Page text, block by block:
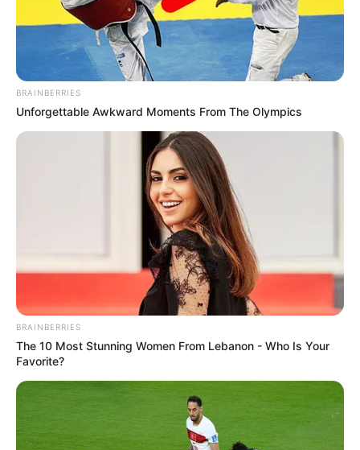
Informationen unterwww.ledermuseum.de.
FunForest Abenteuerpark Offenbach - Ein
Kletterpark im Leonhard-Eißnert-Park auf dem
Bieberer Berg mit Einsteiger- und Profiparcours
sowie einer Riesenrutsche. Informationen unter
w.funforest.de.
Schloss Heusenstamm - In der südlich von
Offenbach am Main liegenden Stadt gibt es eine
große Schlossanlage, in der einst die mächtige
Familie von Schönborn lebte. Das im Stil der
Renaissance erbaute Schloss ist von einem
rekonstruierten barocken Schlossgarten umgeben.
Besucht werden kann auch die Schlossgaststätte,
allerdings gibt es kein Schlossmuseum.
Informationen unter
de.wikipedia.org/wiki/Schloss H
eusenstamm
Experiminta Science Center FrankfurtRheinMain -
Ausprobieren ein, sie machen neugierig und lassen
uns staunen. Sie führen und verführen zum
Nachdenken und wecken den Erfindergeist.
BRAINBERRIES
Unforgettable Awkward Moments From The Olympics
BRAINBERRIES
The 10 Most Stunning Women From Lebanon - Who Is Your
Favorite?